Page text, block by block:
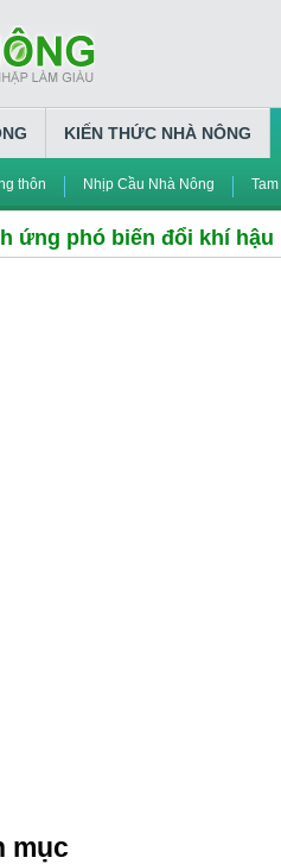
KIẾN THỨC NHÀ NÔNG
thôn Nhịp Cầu Nhà Nông
ứng phó biến đổi khí hậu
mục